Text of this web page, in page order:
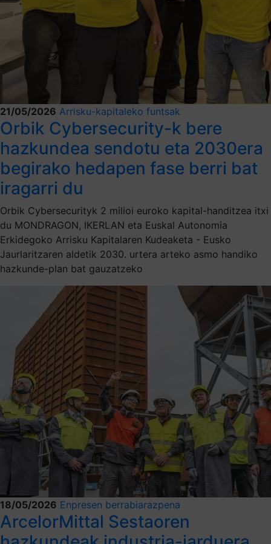
21/05/2026 Arrisku-kapitaleko funtsak
Orbik Cybersecurity-k bere
hazkundea sendotu eta 2030era
begirako hedapen fase berri bat
iragarri du
Orbik Cybersecurityk 2 milioi euroko kapital-handitzea itxi
du MONDRAGON, IKERLAN eta Euskal Autonomia
Erkidegoko Arrisku Kapitalaren Kudeaketa - Eusko
Jaurlaritzaren aldetik 2030. urtera arteko asmo handiko
hazkunde-plan bat gauzatzeko
18/05/2026 Enpresen berrabiarazpena
ArcelorMittal Sestaoren